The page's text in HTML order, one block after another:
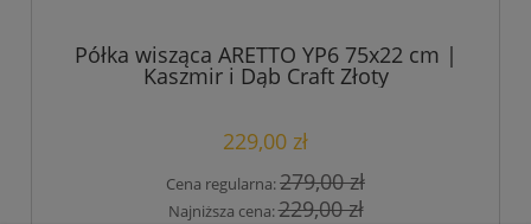
Półka wisząca ARETTO YP6 75x22 cm |
Kaszmir i Dąb Craft Złoty
229,00 zł
Cena regularna:279,00 zł
Najniższa cena:229,00 zł